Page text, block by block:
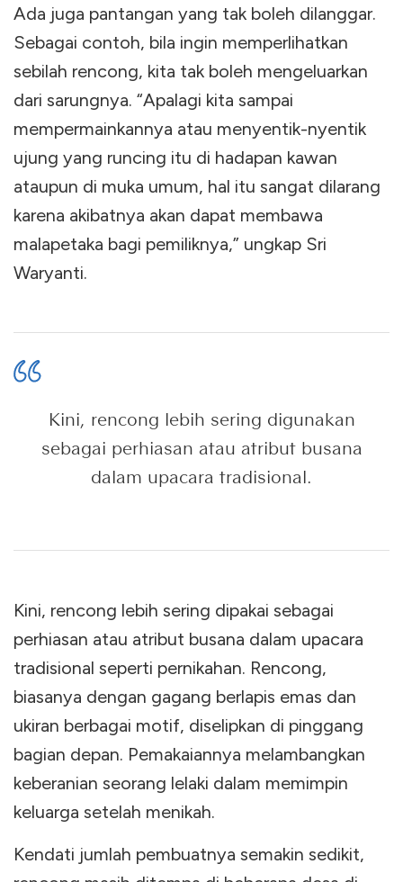
Ada juga pantangan yang tak boleh dilanggar.
Sebagai contoh, bila ingin memperlihatkan
sebilah rencong, kita tak boleh mengeluarkan
dari sarungnya. “Apalagi kita sampai
mempermainkannya atau menyentik-nyentik
ujung yang runcing itu di hadapan kawan
ataupun di muka umum, hal itu sangat dilarang
karena akibatnya akan dapat membawa
malapetaka bagi pemiliknya,” ungkap Sri
Waryanti.
Kini, rencong lebih sering digunakan
sebagai perhiasan atau atribut busana
dalam upacara tradisional.
Kini, rencong lebih sering dipakai sebagai
perhiasan atau atribut busana dalam upacara
tradisional seperti pernikahan. Rencong,
biasanya dengan gagang berlapis emas dan
ukiran berbagai motif, diselipkan di pinggang
bagian depan. Pemakaiannya melambangkan
keberanian seorang lelaki dalam memimpin
keluarga setelah menikah.
Kendati jumlah pembuatnya semakin sedikit,